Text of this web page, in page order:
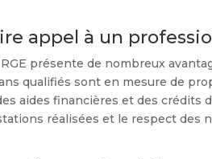
appel à un
présente de nombreux
qualifiés sont en mesure de
aides financières et des crédits
réalisées et le respect